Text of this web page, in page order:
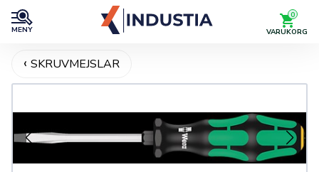
MENY
0
VARUKORG
SKRUVMEJSLAR